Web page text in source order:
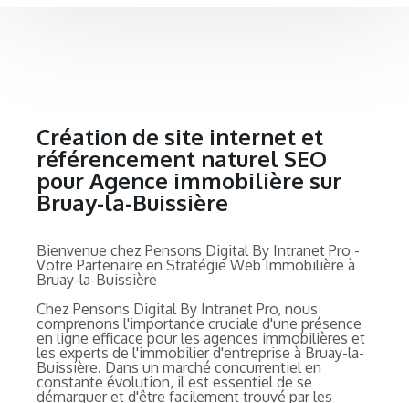
Création de site internet et
référencement naturel SEO
pour Agence immobilière sur
Bruay-la-Buissière
Bienvenue chez Pensons Digital By Intranet Pro -
Votre Partenaire en Stratégie Web Immobilière à
Bruay-la-Buissière
Chez Pensons Digital By Intranet Pro, nous
comprenons l'importance cruciale d'une présence
en ligne efficace pour les agences immobilières et
les experts de l'immobilier d'entreprise à Bruay-la-
Buissière. Dans un marché concurrentiel en
constante évolution, il est essentiel de se
démarquer et d'être facilement trouvé par les